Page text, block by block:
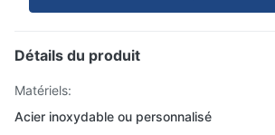
Détails du produit
Matériels:
Acier inoxydable ou personnalisé